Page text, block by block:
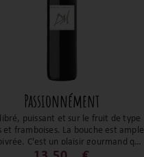
Passionnément
puissant et sur le fruit de type
et framboises. La bouche est ample
plaisir gourmand qui
se partage entre amis !